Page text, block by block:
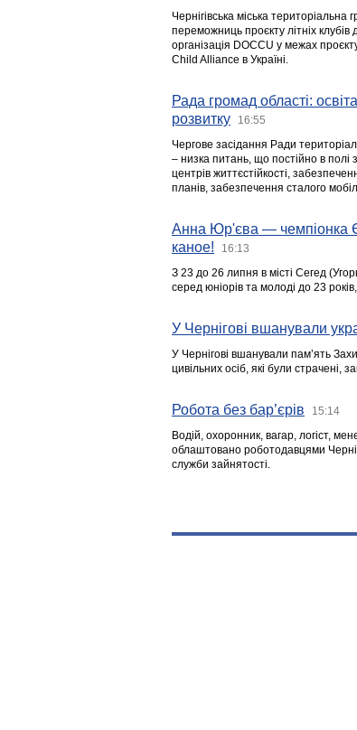
Чернігівська міська
переможниць проєкту літніх клубів
організація DOCCU у межах
Child Alliance в Україні.
Рада громад області:
розвитку
16:55
Чергове засідання Ради
– низка питань, що постійно в полі
центрів життєстійкості,
планів, забезпечення сталого
Анна Юр'єва — чемпіонка
каное!
16:13
З 23 до 26 липня в місті Сегед
серед юніорів та молоді до 23
У Чернігові вшанували
У Чернігові вшанували пам’ять
цивільних осіб, які були страчені,
Робота без бар’єрів 15:14
Водій, охоронник, вагар, логіст,
облаштовано роботодавцями
служби зайнятості.